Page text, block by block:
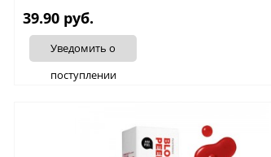
39.90 руб.
Уведомить о
поступлении